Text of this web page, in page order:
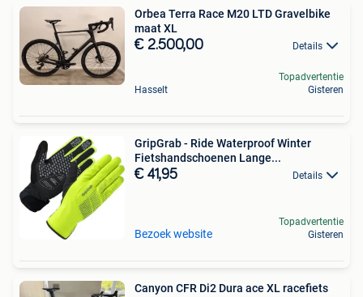
Orbea Terra Race M20 LTD Gravelbike
maat XL
€ 2.500,00 Details
Hasselt
Topadvertentie
Gisteren
GripGrab - Ride Waterproof Winter
Fietshandschoenen Lange...
€ 41,95 Details
Bezoek website
Topadvertentie
Gisteren
Canyon CFR Di2 Dura ace XL racefiets